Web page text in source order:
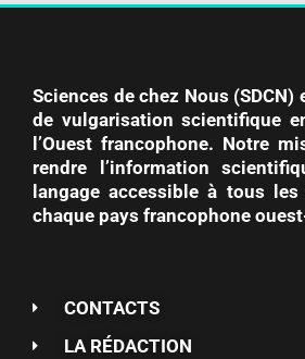
Sciences de chez Nous (SDCN)
de vulgarisation scientifique
l’Ouest francophone. Notre
rendre l’information
langage accessible à tous
chaque pays francophone
CONTACTS
LA RÉDACTION